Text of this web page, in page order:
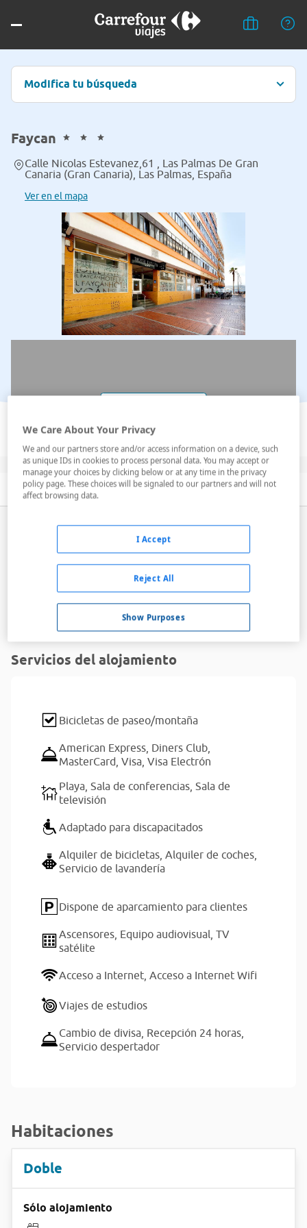
Modifica tu búsqueda
Faycan
Calle Nicolas Estevanez,61 , Las Palmas De Gran
Canaria (Gran Canaria), Las Palmas, España
Ver en el mapa
Descripción Servicios Habitaciones
Constantemente renovando y con una oferta
adaptada a los tiempos que corren, es el sitio ideal
para disfrutar ya sea en vacaciones o de negocios. El
hotel está ubicado en la capital de la isla, en plena
zona comercial de la ciudad y junto a la playa de las
Canteras. Habitaciones amplias...
Servicios del alojamiento
Bicicletas de paseo/montaña
American Express, Diners Club,
MasterCard, Visa, Visa Electrón
Playa, Sala de conferencias, Sala de
televisión
Adaptado para discapacitados
Alquiler de bicicletas, Alquiler de coches,
Servicio de lavandería
Dispone de aparcamiento para clientes
Ascensores, Equipo audiovisual, TV
satélite
Acceso a Internet, Acceso a Internet Wifi
Viajes de estudios
Cambio de divisa, Recepción 24 horas,
Servicio despertador
Habitaciones
Doble
Sólo alojamiento
We Care About Your Privacy
We and our partners store and/or access information on a device, such
as unique IDs in cookies to process personal data. You may accept or
manage your choices by clicking below or at any time in the privacy
policy page. These choices will be signaled to our partners and will not
affect browsing data.
Show Purposes
Reject All
I Accept